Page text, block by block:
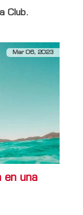
Club.
Mar 06, 2023
en una